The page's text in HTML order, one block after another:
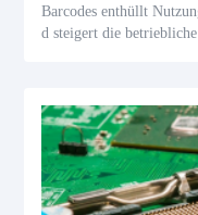
Barcodes enthüllt
d steigert die